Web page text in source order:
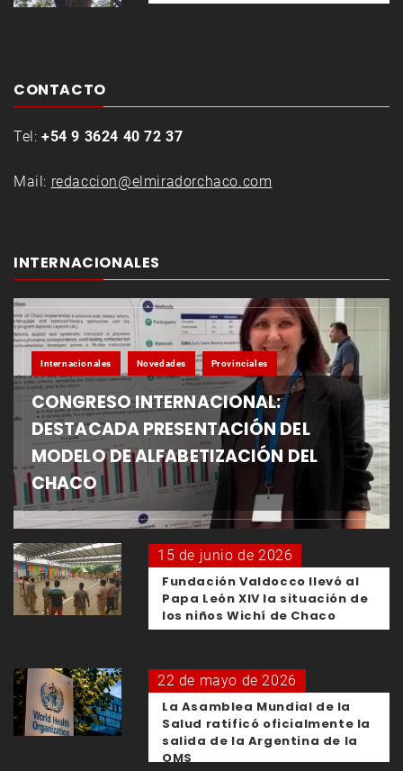
CONTACTO
Tel: +54 9 3624 40 72 37
Mail: redaccion@elmiradorchaco.com
INTERNACIONALES
Internacionales Novedades Provinciales
CONGRESO INTERNACIONAL:
DESTACADA PRESENTACIÓN DEL
MODELO DE ALFABETIZACIÓN DEL
CHACO
15 de junio de 2026
Fundación Valdocco llevó al
Papa León XIV la situación de
los niños Wichí de Chaco
22 de mayo de 2026
La Asamblea Mundial de la
Salud ratificó oficialmente la
salida de la Argentina de la
OMS